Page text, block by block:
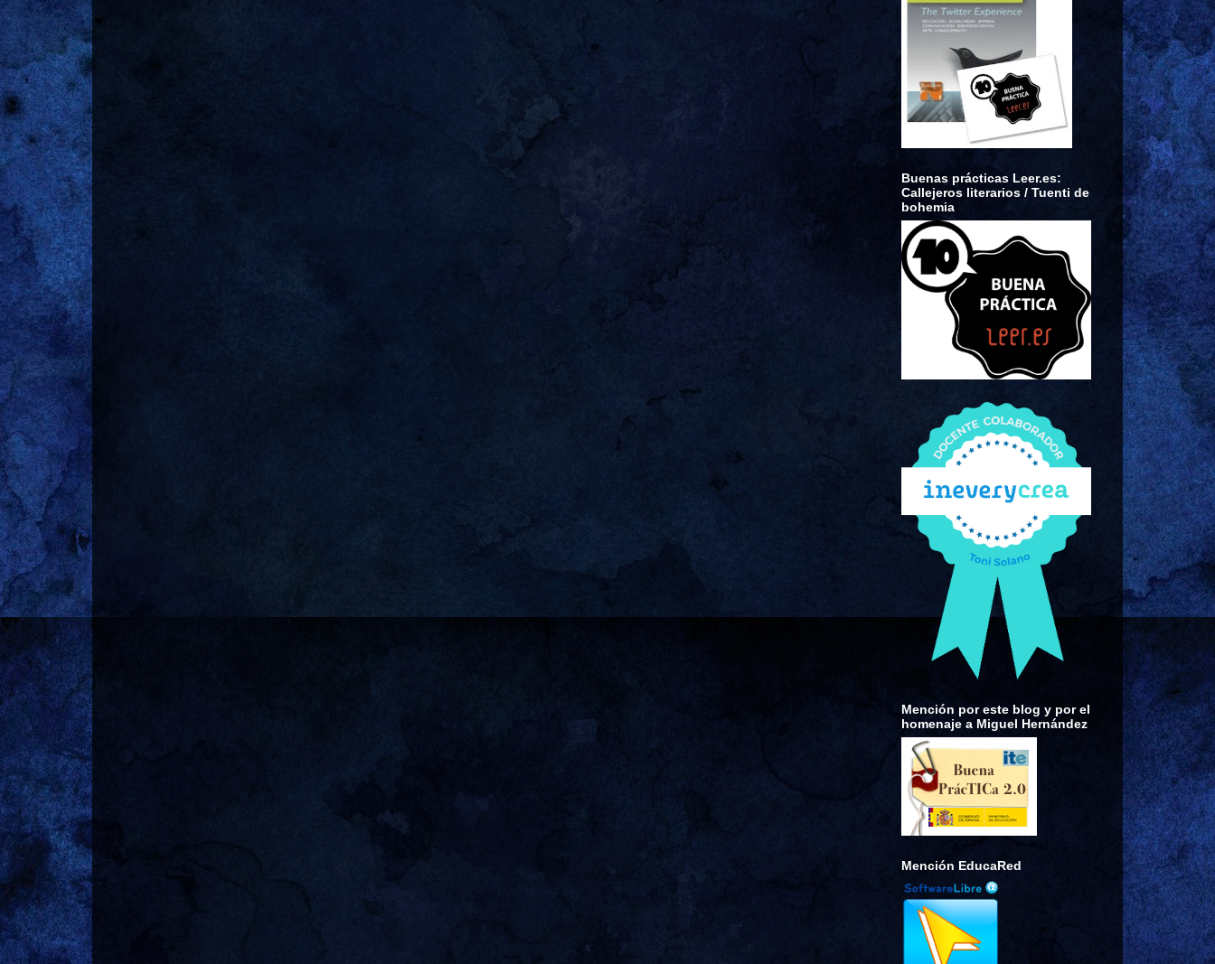
Buenas prácticas Leer.es:
Callejeros literarios / Tuenti de
bohemia
Mención por este blog y por el
homenaje a Miguel Hernández
Mención EducaRed